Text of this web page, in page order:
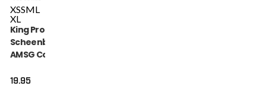
XSSML
XL
King Pro Boxing
Scheenbeschermers
AMSG Cotton (KPB
19.95